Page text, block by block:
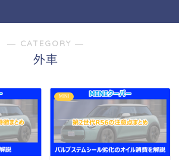
― CATEGORY ―
外車
MINI